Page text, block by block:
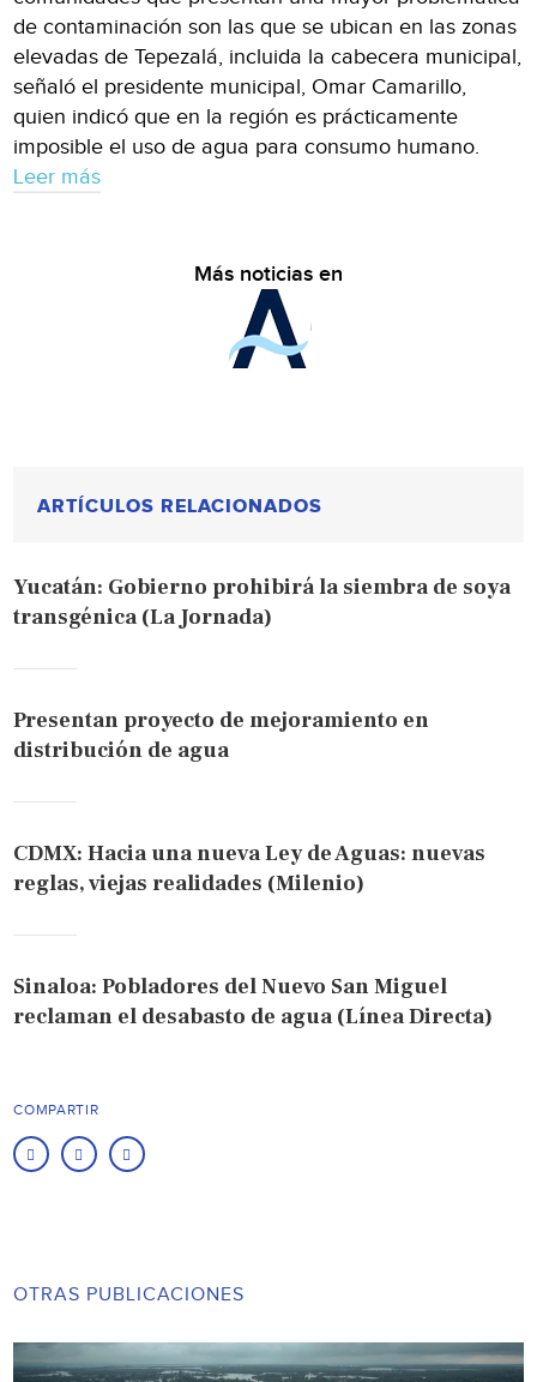
de contaminación son las que se ubican en las zonas
elevadas de Tepezalá, incluida la cabecera municipal,
señaló el presidente municipal, Omar Camarillo,
quien indicó que en la región es prácticamente
imposible el uso de agua para consumo humano.
Leer más
Más noticias en
ARTÍCULOS RELACIONADOS
Yucatán: Gobierno prohibirá la siembra de soya
transgénica (La Jornada)
Presentan proyecto de mejoramiento en
distribución de agua
CDMX: Hacia una nueva Ley de Aguas: nuevas
reglas, viejas realidades (Milenio)
Sinaloa: Pobladores del Nuevo San Miguel
reclaman el desabasto de agua (Línea Directa)
COMPARTIR
OTRAS PUBLICACIONES